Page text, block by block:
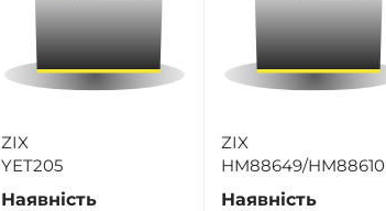
ZIX
YET205
Наявність
ZIX
HM88649/HM88610
Наявність